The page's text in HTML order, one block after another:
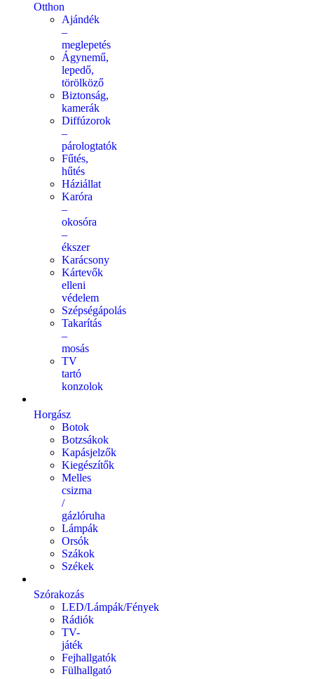
Otthon
Ajándék
–
meglepetés
Ágynemű,
lepedő,
törölköző
Biztonság,
kamerák
Diffúzorok
–
párologtatók
Fűtés,
hűtés
Háziállat
Karóra
–
okosóra
–
ékszer
Karácsony
Kártevők
elleni
védelem
Szépségápolás
Takarítás
–
mosás
TV
tartó
konzolok
Horgász
Botok
Botzsákok
Kapásjelzők
Kiegészítők
Melles
csizma
/
gázlóruha
Lámpák
Orsók
Szákok
Székek
Szórakozás
LED/Lámpák/Fények
Rádiók
TV-
játék
Fejhallgatók
Fülhallgató